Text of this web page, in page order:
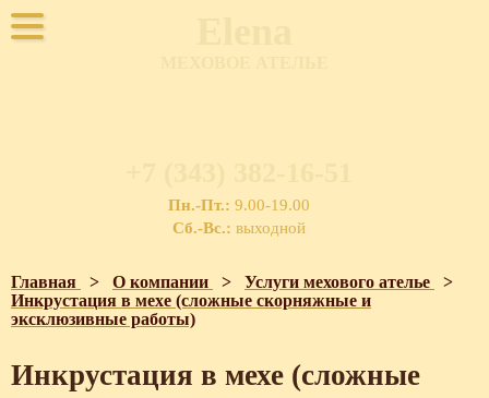
Пн.-Пт.: 9.00-19.00
Сб.-Вс.: выходной
Главная > О компании > Услуги мехового ателье
>
Инкрустация в мехе (сложные скорняжные и
эксклюзивные работы)
Инкрустация в мехе (сложные